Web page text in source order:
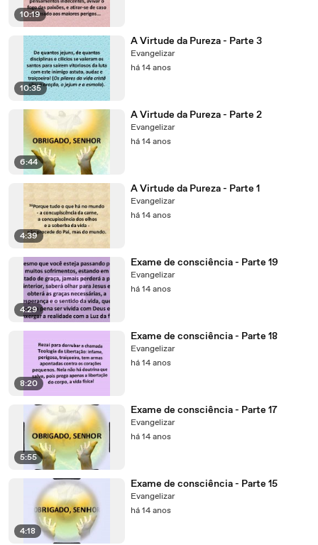
10:19
10:35
A Virtude da Pureza - Parte 3
Evangelizar
há 14 anos
6:44
A Virtude da Pureza - Parte 2
Evangelizar
há 14 anos
4:39
A Virtude da Pureza - Parte 1
Evangelizar
há 14 anos
4:29
Exame de consciência - Parte 19
Evangelizar
há 14 anos
8:20
Exame de consciência - Parte 18
Evangelizar
há 14 anos
5:55
Exame de consciência - Parte 17
Evangelizar
há 14 anos
4:18
Exame de consciência - Parte 15
Evangelizar
há 14 anos